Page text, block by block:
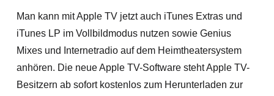
Man kann mit Apple TV jetzt auch iTunes Extras und
iTunes LP im Vollbildmodus nutzen sowie Genius
Mixes und Internetradio auf dem Heimtheatersystem
anhören. Die neue Apple TV-Software steht Apple TV-
Besitzern ab sofort kostenlos zum Herunterladen zur